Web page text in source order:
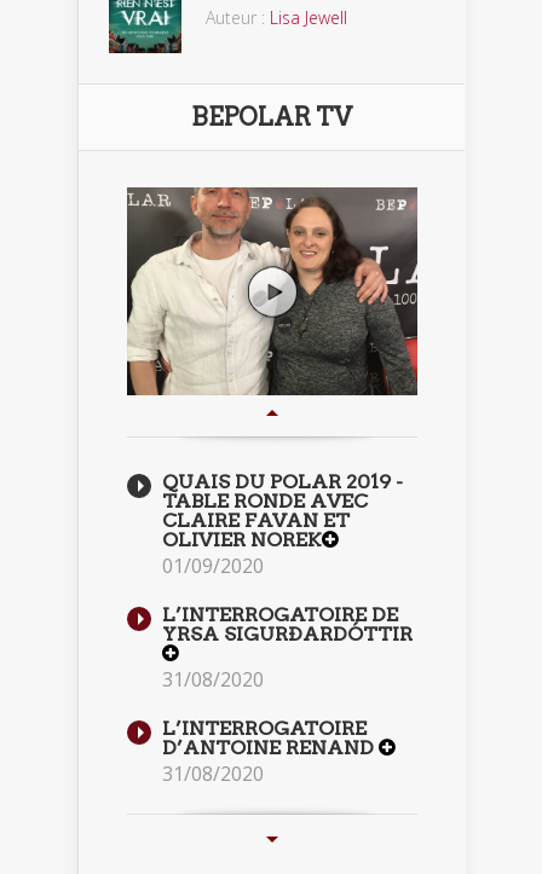
Auteur : Lisa Jewell
BEPOLAR TV
QUAIS DU POLAR 2019 -
TABLE RONDE AVEC
CLAIRE FAVAN ET
OLIVIER NOREK
01/09/2020
L’INTERROGATOIRE DE
YRSA SIGURÐARDÓTTIR
31/08/2020
L’INTERROGATOIRE
D’ANTOINE RENAND
31/08/2020